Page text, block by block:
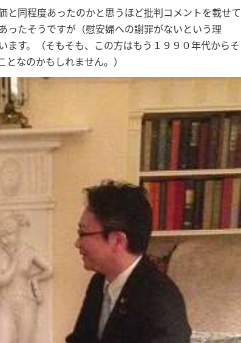
同程度あったのかと思うほど批判コメントを載せて
ったそうですが（慰安婦への謝罪がないという理
す。（そもそも、この方はもう１９９０年代からそ
なのかもしれません。）